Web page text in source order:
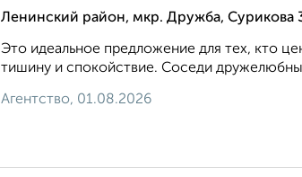
Ленинский район, мкр. Дружба, Сурикова
Это идеальное предложение для тех, кто
тишину и спокойствие. Соседи
Агентство, 01.08.2026